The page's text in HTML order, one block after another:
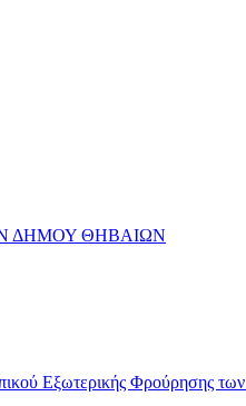
ΔΗΜΟΥ ΘΗΒΑΙΩΝ
Εξωτερικής Φρούρησης